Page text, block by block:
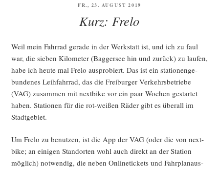
VERÖFFENTLICHT
FR., 23. AUGUST 2019
Kurz: Frelo
Weil mein Fahr­rad gera­de in der Werk­statt ist, und ich zu faul
war, die sie­ben Kilo­me­ter (Bag­ger­see hin und zurück) zu lau­fen,
habe ich heu­te mal Fre­lo aus­pro­biert. Das ist ein sta­tio­nen­ge­
bun­de­nes Leih­fahr­rad, das die Frei­bur­ger Ver­kehrs­be­trie­be
(VAG) zusam­men mit next­bike vor ein paar Wochen gestar­tet
haben. Sta­tio­nen für die rot-wei­ßen Räder gibt es über­all im
Stadtgebiet.
Um Fre­lo zu benut­zen, ist die App der VAG (oder die von next­
bike; an eini­gen Stand­or­ten wohl auch direkt an der Sta­ti­on
mög­lich) not­wen­dig, die neben Online­ti­ckets und Fahr­plan­aus­